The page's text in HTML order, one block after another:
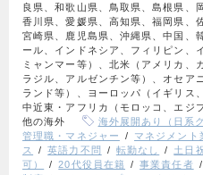
良県、和歌山県、鳥取県、島根県、
香川県、愛媛県、高知県、福岡県、
宮崎県、鹿児島県、沖縄県、中国、
ール、インドネシア、フィリピン、
ミャンマー等）、北米（アメリカ、
ラジル、アルゼンチン等）、オセア
ランド等）、ヨーロッパ（イギリス
中近東・アフリカ（モロッコ、エジ
他の海外
海外展開あり（日系
管理職・マネジャー
マネジメント
ス
英語力不問 転勤なし 土日
可）
20代役員在籍 事業責任者